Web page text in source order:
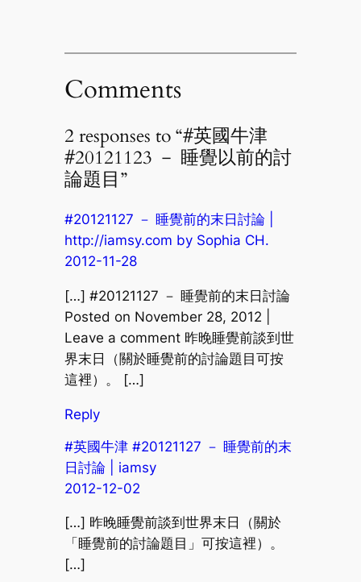
Comments
2 responses to “#英國牛津
#20121123 － 睡覺以前的討
論題目”
#20121127 － 睡覺前的末日討論 |
http://iamsy.com by Sophia CH.
2012-11-28
[…] #20121127 － 睡覺前的末日討論
Posted on November 28, 2012 |
Leave a comment 昨晚睡覺前談到世
界末日（關於睡覺前的討論題目可按
這裡）。 […]
Reply
#英國牛津 #20121127 － 睡覺前的末
日討論 | iamsy
2012-12-02
[…] 昨晚睡覺前談到世界末日（關於
「睡覺前的討論題目」可按這裡）。
[…]